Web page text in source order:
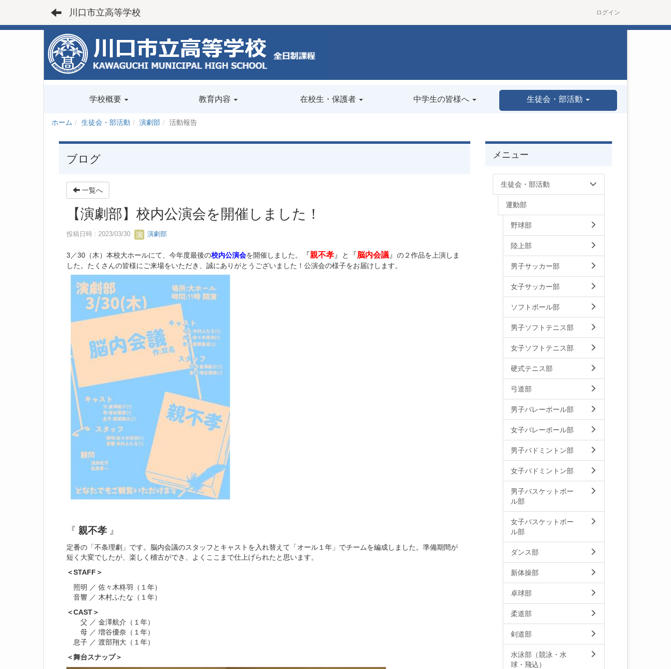
川口市立高等学校 ログイン
学校概要 教育内容 在校生・保護者 中学生の皆様へ 生徒会・部活動
ホーム 生徒会・部活動 演劇部 活動報告
ブログ
一覧へ
【演劇部】校内公演会を開催しました！
投稿日時 : 2023/03/30 演劇部
3／30（木）本校大ホールにて、今年度最後の校内公演会を開催しました。 『親不孝 』 と 『脳内会議 』 の２作品を上演しま
した。たくさんの皆様にご来場をいただき、誠にありがとうございました！公演会の様子をお届けします。
『 親不孝 』
定番の「不条理劇」です。脳内会議のスタッフとキャストを入れ替えて「オール１年」でチームを編成しました。準備期間が
短く大変でしたが、楽しく稽古ができ、よくここまで仕上げられたと思います。
＜STAFF＞
照明 ／ 佐々木柊羽（１年）
音響 ／ 木村ふたな（１年）
＜CAST＞
父 ／ 金澤航介（１年）
母 ／ 増谷優奈（１年）
息子 ／ 渡部翔大（１年）
＜舞台スナップ＞
メニュー
生徒会・部活動
運動部
野球部
陸上部
男子サッカー部
女子サッカー部
ソフトボール部
男子ソフトテニス部
女子ソフトテニス部
硬式テニス部
弓道部
男子バレーボール部
女子バレーボール部
男子バドミントン部
女子バドミントン部
男子バスケットボー
ル部
女子バスケットボー
ル部
ダンス部
新体操部
卓球部
柔道部
剣道部
水泳部（競泳・水
球・飛込）